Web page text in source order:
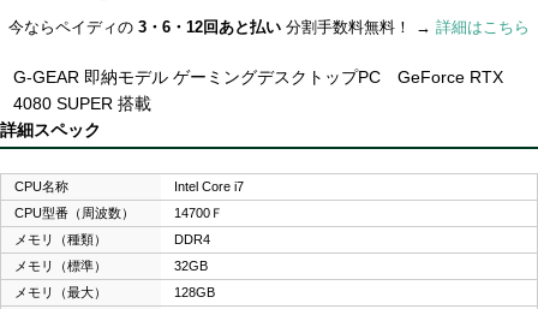
今ならペイディの 3・6・12回あと払い 分割手数料無料！ → 詳細はこちら
G-GEAR 即納モデル ゲーミングデスクトップPC GeForce RTX
4080 SUPER 搭載
詳細スペック
CPU名称
Intel Core i7
CPU型番（周波数）
14700Ｆ
メモリ（種類）
DDR4
メモリ（標準）
32GB
メモリ（最大）
128GB